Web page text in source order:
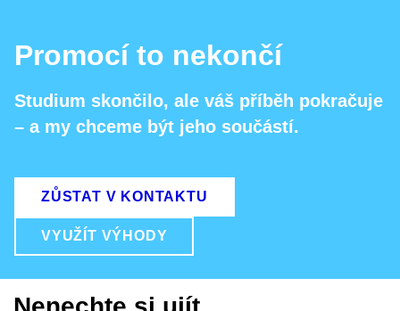
Promocí to nekončí
Studium skončilo, ale váš příběh pokračuje
– a my chceme být jeho součástí.
ZŮSTAT V KONTAKTU
VYUŽÍT VÝHODY